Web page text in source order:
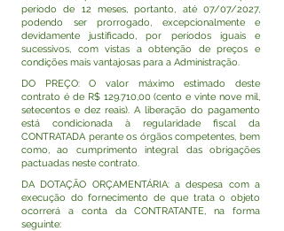
período de 12 meses, portanto, até 07/07/2027,
podendo ser prorrogado, excepcionalmente e
devidamente justificado, por períodos iguais e
sucessivos, com vistas a obtenção de preços e
condições mais vantajosas para a Administração.
DO PREÇO: O valor máximo estimado deste
contrato é de R$ 129.710,00 (cento e vinte nove mil,
setecentos e dez reais). A liberação do pagamento
está condicionada à regularidade fiscal da
CONTRATADA perante os órgãos competentes, bem
como, ao cumprimento integral das obrigações
pactuadas neste contrato.
DA DOTAÇÃO ORÇAMENTÁRIA: a despesa com a
execução do fornecimento de que trata o objeto
ocorrerá a conta da CONTRATANTE, na forma
seguinte: